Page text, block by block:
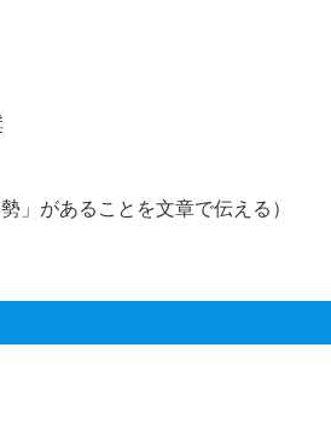
」があることを文章で伝える）